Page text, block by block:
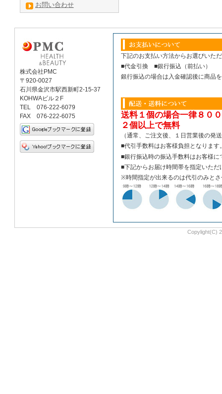
お問い合わせ
株式会社PMC
〒920-0027
石川県金沢市駅西新町2-15-37
KOHWAビル２F
TEL 076-222-6079
FAX 076-222-6075
下記のお支払い方法からお選びいた
■代金引換 ■銀行振込（前払い）
銀行振込の場合は入金確認後に商品
送料１個の場合一律８０
２個以上で無料
（通常、ご注文後、１日営業後の発
■代引手数料はお客様負担となります
■銀行振込時の振込手数料はお客様に
■下記からお届け時間帯を指定いただ
※時間指定が出来るのは代引のみと
Copylight(C)